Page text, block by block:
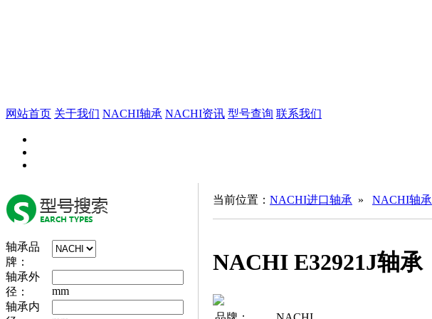
网站首页 关于我们 NACHI轴承 NACHI资讯 型号查询 联系我们
轴承品
牌：
轴承外
径：
mm
轴承内
当前位置： NACHI进口轴承 » NACHI轴承
NACHI E32921J轴承